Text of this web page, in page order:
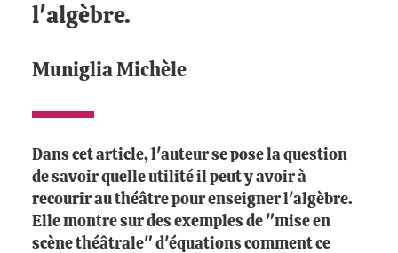
l'algèbre.
Muniglia Michèle
Dans cet article, l'auteur se pose la question
de savoir quelle utilité il peut y avoir à
recourir au théâtre pour enseigner l'algèbre.
Elle montre sur des exemples de "mise en
scène théâtrale" d'équations comment ce